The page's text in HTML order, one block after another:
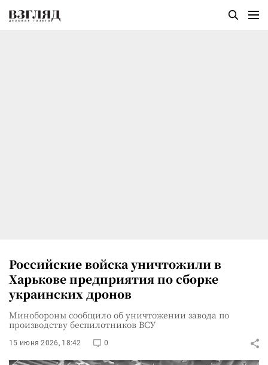
Российские войска уничтожили в
Харькове предприятия по сборке
украинских дронов
Минобороны сообщило об уничтожении завода по
производству беспилотников ВСУ
15 июня 2026, 18:42 0